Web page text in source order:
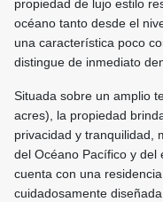
propiedad de lujo estilo
océano tanto desde el
una característica poco
distingue de inmediato
Situada sobre un amplio
acres), la propiedad
privacidad y tranquilidad,
del Océano Pacífico y del
cuenta con una
cuidadosamente